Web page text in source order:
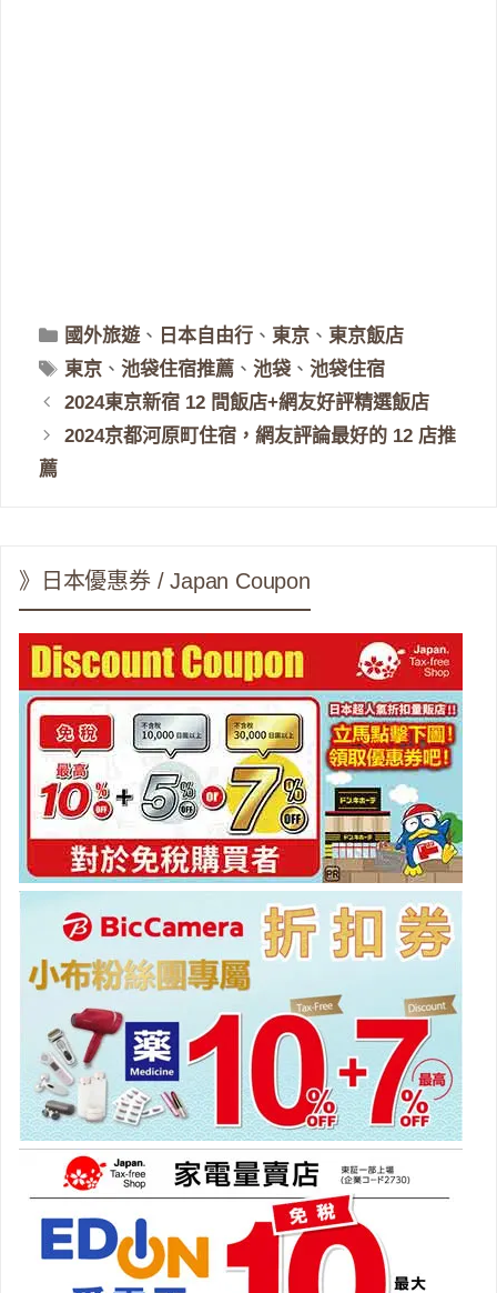
分
類
國外旅遊 、 日本自由行 、 東京 、 東京飯店
標
籤
東京 、池袋住宿推薦 、池袋 、池袋住宿
2024東京新宿 12 間飯店+網友好評精選飯店
2024京都河原町住宿，網友評論最好的 12 店推
薦
》日本優惠券 / Japan Coupon